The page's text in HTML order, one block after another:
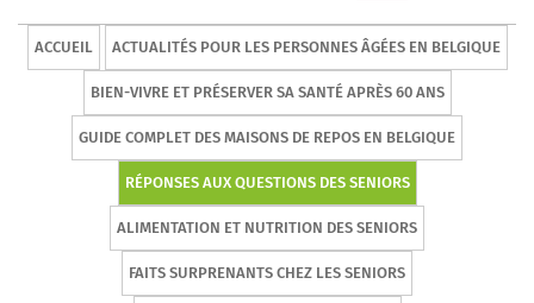
ACCUEIL ACTUALITÉS POUR LES PERSONNES ÂGÉES EN BELGIQUE
BIEN-VIVRE ET PRÉSERVER SA SANTÉ APRÈS 60 ANS
GUIDE COMPLET DES MAISONS DE REPOS EN BELGIQUE
RÉPONSES AUX QUESTIONS DES SENIORS
ALIMENTATION ET NUTRITION DES SENIORS
FAITS SURPRENANTS CHEZ LES SENIORS